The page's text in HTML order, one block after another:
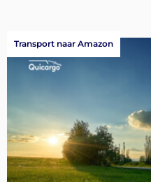
Transport naar Amazon